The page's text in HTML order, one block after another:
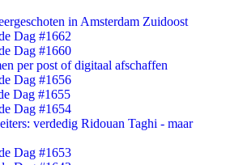
in Amsterdam Zuidoost
Dag #1662
Dag #1660
per post of digitaal afschaffen
Dag #1656
Dag #1655
Dag #1654
verdedig Ridouan Taghi - maar
Dag #1653